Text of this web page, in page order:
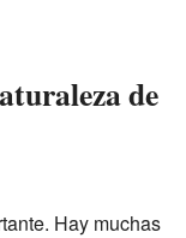
de
Hay muchas